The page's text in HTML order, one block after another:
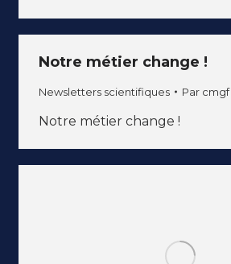
Notre métier change !
Newsletters scientifiques Par cmgf
Notre métier change !